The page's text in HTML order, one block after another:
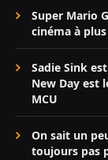
Super Mario
cinéma à
Sadie Sink
New Day est
MCU
On sait un
toujours pas